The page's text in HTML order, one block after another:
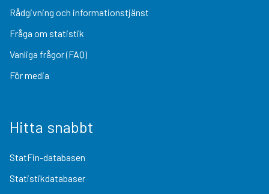
Rådgivning och informationstjänst
Fråga om statistik
Vanliga frågor (FAQ)
För media
Hitta snabbt
StatFin-databasen
Statistikdatabaser